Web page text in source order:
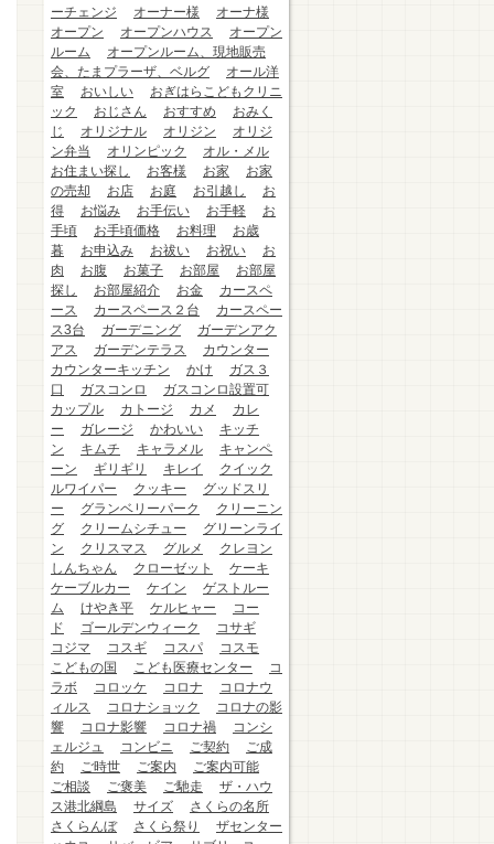
ーチェンジ
オーナー様
オーナ様
オープン
オープンハウス
オープン
ルーム
オープンルーム、現地販売
会、たまプラーザ、ベルグ
オール洋
室
おいしい
おぎはらこどもクリニ
ック
おじさん おすすめ
おみく
じ
オリジナル オリジン
オリジ
ン弁当
オリンピック
オル・メル
お住まい探し
お客様 お家
お家
の売却
お店 お庭 お引越し
お
得
お悩み お手伝い お手軽
お
手頃
お手頃価格 お料理
お歳
暮
お申込み お祓い お祝い
お
肉
お腹 お菓子 お部屋
お部屋
探し
お部屋紹介 お金
カースペ
ース
カースペース２台
カースペー
ス3台
ガーデニング
ガーデンアク
アス
ガーデンテラス
カウンター
カウンターキッチン
かけ
ガス３
口
ガスコンロ
ガスコンロ設置可
カップル
カトージ カメ
カレ
ー
ガレージ かわいい
キッチ
ン
キムチ キャラメル
キャンペ
ーン
ギリギリ キレイ
クイック
ルワイパー
クッキー
グッドスリ
ー
グランベリーパーク
クリーニン
グ
クリームシチュー
グリーンライ
ン
クリスマス グルメ
クレヨン
しんちゃん
クローゼット
ケーキ
ケーブルカー
ケイン
ゲストルー
ム
けやき平 ケルヒャー
コー
ド
ゴールデンウィーク
コサギ
コジマ
コスギ コスパ
コスモ
こどもの国
こども医療センター
コ
ラボ
コロッケ コロナ
コロナウ
ィルス
コロナショック
コロナの影
響
コロナ影響 コロナ禍
コンシ
ェルジュ
コンビニ ご契約
ご成
約
ご時世 ご案内
ご案内可能
ご相談
ご褒美 ご馳走
ザ・ハウ
ス港北綱島
サイズ
さくらの名所
さくらんぼ
さくら祭り
ザセンター